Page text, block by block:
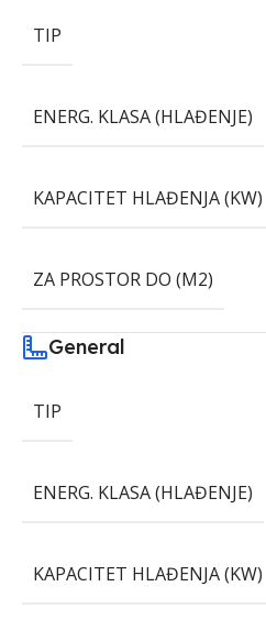
TIP
ENERG. KLASA (HLAĐENJE)
KAPACITET HLAĐENJA (KW)
ZA PROSTOR DO (M2)
General
TIP
ENERG. KLASA (HLAĐENJE)
KAPACITET HLAĐENJA (KW)